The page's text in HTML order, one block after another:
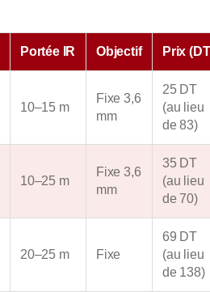
Portée IR Objectif Prix
10–15 m
Fixe 3,6
mm
25 DT
(au lieu
de 83)
10–25 m
Fixe 3,6
mm
35 DT
(au lieu
de 70)
20–25 m Fixe
69 DT
(au lieu
de 138)